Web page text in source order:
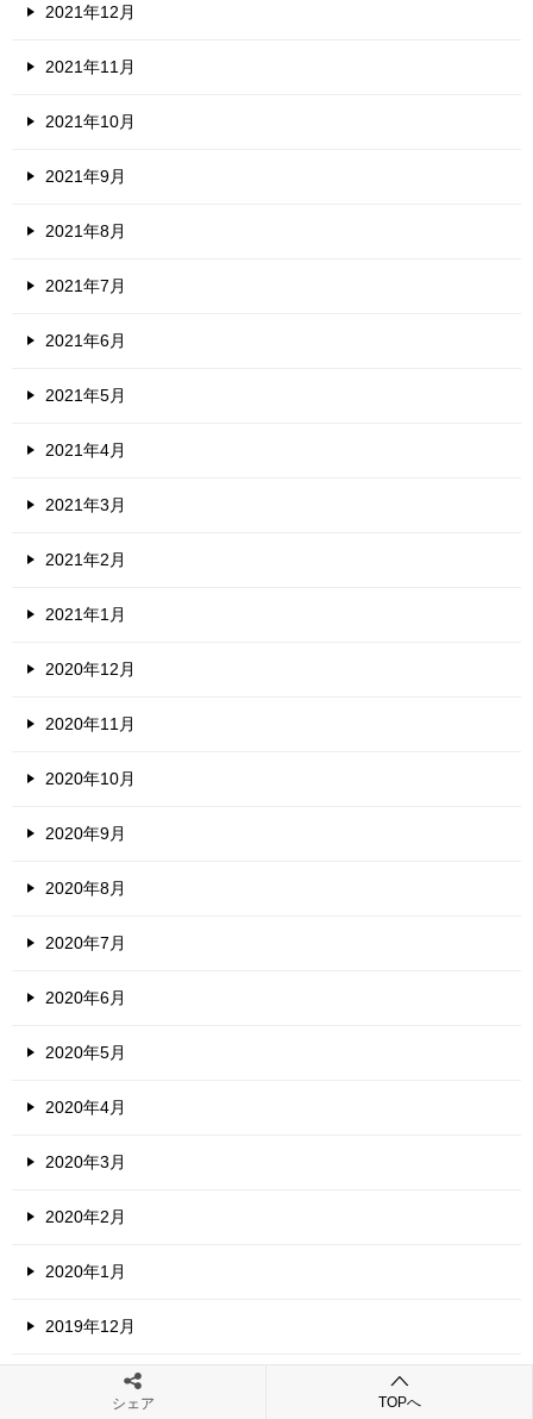
2021年12月
2021年11月
2021年10月
2021年9月
2021年8月
2021年7月
2021年6月
2021年5月
2021年4月
2021年3月
2021年2月
2021年1月
2020年12月
2020年11月
2020年10月
2020年9月
2020年8月
2020年7月
2020年6月
2020年5月
2020年4月
2020年3月
2020年2月
2020年1月
2019年12月
2019年11月
シェア TOPへ